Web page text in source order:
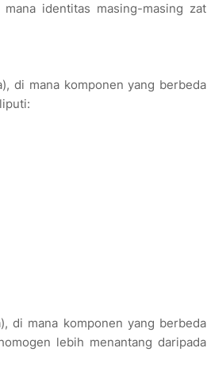
identitas masing-masing zat
di mana komponen yang berbeda
di mana komponen yang berbeda
lebih menantang daripada